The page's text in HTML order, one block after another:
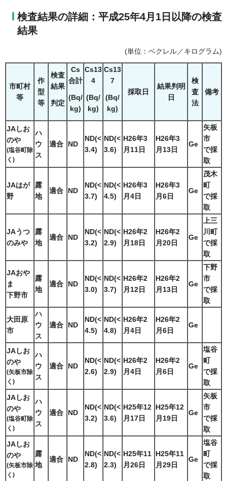
検査結果の詳細：平成25年4月1日以降の検査
結果
(単位：ベクレル／キログラム)
市町村
等
作
型
等
検査
結果
判定
Cs
合計
(Bq/
kg)
Cs13
4
(Bq/
kg)
Cs13
7
(Bq/
kg)
採取日
結果判明
日
検
査
法
備考
JAしお
のや
(塩谷町除
く)
ハ
ウ
ス
適合 ND
ND(<
3.4)
ND(<
3.6)
H26年3
月11日
H26年3
月13日
Ge
矢板
市
で採
取
JAはが
野
露
地
適合 ND
ND(<
3.7)
ND(<
4.5)
H26年3
月4日
H26年3
月6日
Ge
茂木
町
で採
取
JAうつ
のみや
露
地
適合 ND
ND(<
3.2)
ND(<
2.9)
H26年2
月18日
H26年2
月20日
Ge
上三
川町
で採
取
JAおや
ま
下野市
露
地
適合 ND
ND(<
3.0)
ND(<
3.7)
H26年2
月12日
H26年2
月13日
Ge
下野
市
で採
取
大田原
市
ハ
ウ
ス
適合 ND
ND(<
4.5)
ND(<
4.8)
H26年2
月4日
H26年2
月6日
Ge
JAしお
のや
(矢板市除
く)
ハ
ウ
ス
適合 ND
ND(<
2.6)
ND(<
2.9)
H26年2
月4日
H26年2
月6日
Ge
塩谷
町
で採
取
JAしお
のや
(塩谷町除
く)
ハ
ウ
ス
適合 ND
ND(<
3.2)
ND(<
3.6)
H25年12
月17日
H25年12
月19日
Ge
矢板
市
で採
取
JAしお
のや
(矢板市除
く)
露
地
適合 ND
ND(<
2.8)
ND(<
2.3)
H25年11
月26日
H25年11
月29日
Ge
塩谷
町
で採
取